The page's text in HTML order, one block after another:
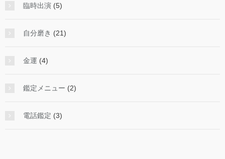
臨時出演 (5)
自分磨き (21)
金運 (4)
鑑定メニュー (2)
電話鑑定 (3)